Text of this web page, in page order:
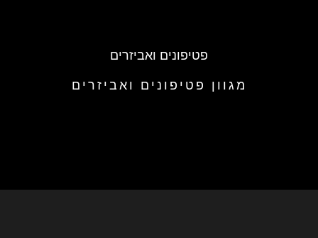
פטיפונים ואביזרים
מגוון פטיפונים ואביזרים